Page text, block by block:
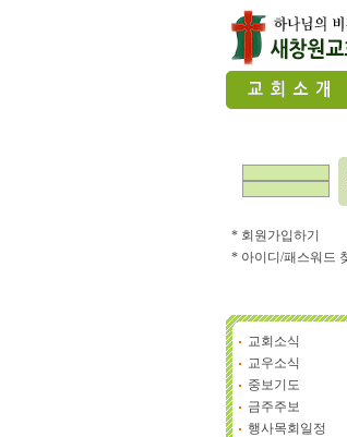
* 회원가입하기
* 아이디/패스워드
교회소식
교우소식
중보기도
금주주보
행사목회일정